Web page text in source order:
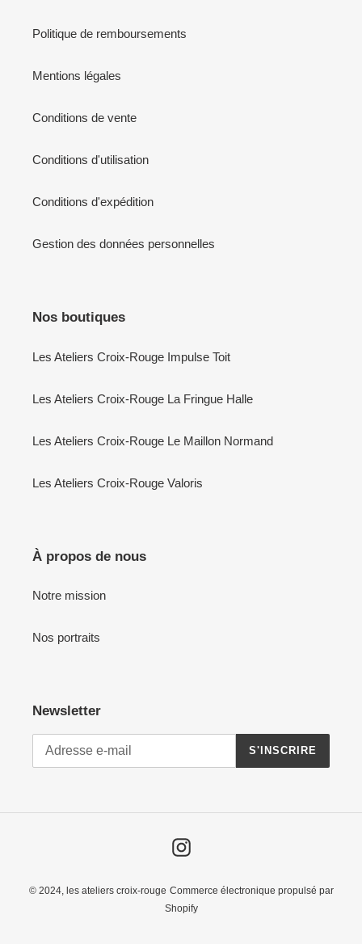
Politique de remboursements
Mentions légales
Conditions de vente
Conditions d'utilisation
Conditions d'expédition
Gestion des données personnelles
Nos boutiques
Les Ateliers Croix-Rouge Impulse Toit
Les Ateliers Croix-Rouge La Fringue Halle
Les Ateliers Croix-Rouge Le Maillon Normand
Les Ateliers Croix-Rouge Valoris
À propos de nous
Notre mission
Nos portraits
Newsletter
S'INSCRIRE
Instagram
© 2024, les ateliers croix-rouge Commerce électronique propulsé par
Shopify